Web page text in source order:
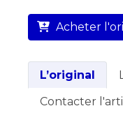
L’artiste
de cette
la
Lieu où se
Acheter
L’original
Contacter